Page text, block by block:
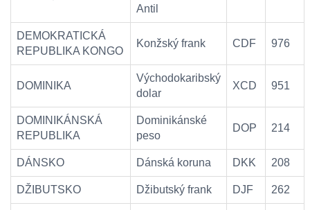
Antil
DEMOKRATICKÁ
REPUBLIKA KONGO
Konžský frank CDF 976
DOMINIKA
Východokaribský
dolar
XCD 951
DOMINIKÁNSKÁ
REPUBLIKA
Dominikánské
peso
DOP 214
DÁNSKO Dánská koruna DKK 208
DŽIBUTSKO Džibutský frank DJF 262